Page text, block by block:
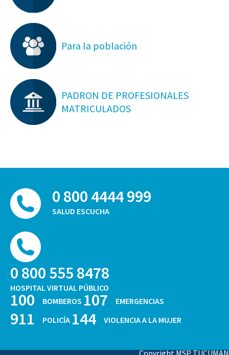
Para la población
PADRON DE PROFESIONALES
MATRICULADOS
0 800 4444 999
SALUD ESCUCHA
0 800 555 8478
HOSPITAL VIRTUAL PÚBLICO
100 BOMBEROS 107 EMERGENCIAS
911 POLICÍA 144 VIOLENCIA A LA MUJER
Copyright MSP TUCUMAN